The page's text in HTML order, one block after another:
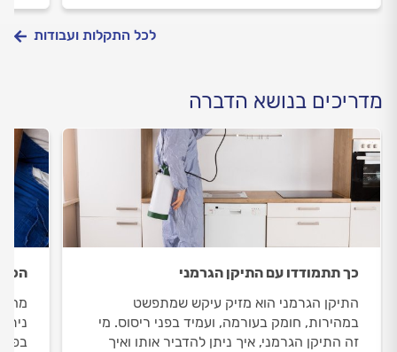
לכל התקלות ועבודות
מדריכים בנושא הדברה
כך תתמודדו עם התיקן הגרמני
התיקן הגרמני הוא מזיק עיקש שמתפשט
במהירות, חומק בעורמה, ועמיד בפני ריסוס. מי
זה התיקן הגרמני, איך ניתן להדביר אותו ואיך
הכל
מה